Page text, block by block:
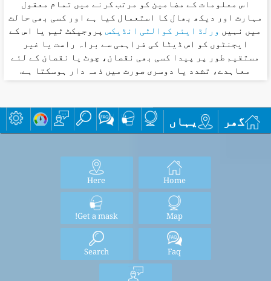
اس معلومات کے مضامین کو مرتب کرنے میں تمام معقول
مہارت اور دیکھ بھال کا استعمال کیا ہے اور کسی بھی حالت
میں نہیںورلڈ ایئر کوالٹی انڈیکسپروجیکٹ ٹیم یا اس کے
ایجنٹوں کو اس ڈیٹا کی فراہمی سے براہ راست یا غیر
مستقیم طور پر پیدا کسی بھی نقصان، چوٹ یا نقصان کے لئے
معاہدے، تشدد یا دوسری صورت میں ذمہ دار ہوسکتا ہے.
گھر یہاں
Home
Here
Map
Get a mask!
Faq
Search